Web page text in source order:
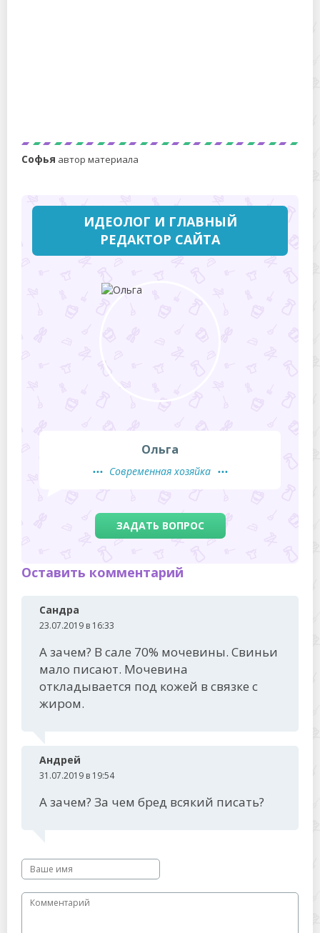
Софья автор материала
ИДЕОЛОГ И ГЛАВНЫЙ
РЕДАКТОР САЙТА
Ольга
Современная хозяйка
ЗАДАТЬ ВОПРОС
Оставить комментарий
Сандра
23.07.2019 в 16:33
А зачем? В сале 70% мочевины. Свиньи
мало писают. Мочевина
откладывается под кожей в связке с
жиром.
Андрей
31.07.2019 в 19:54
А зачем? За чем бред всякий писать?